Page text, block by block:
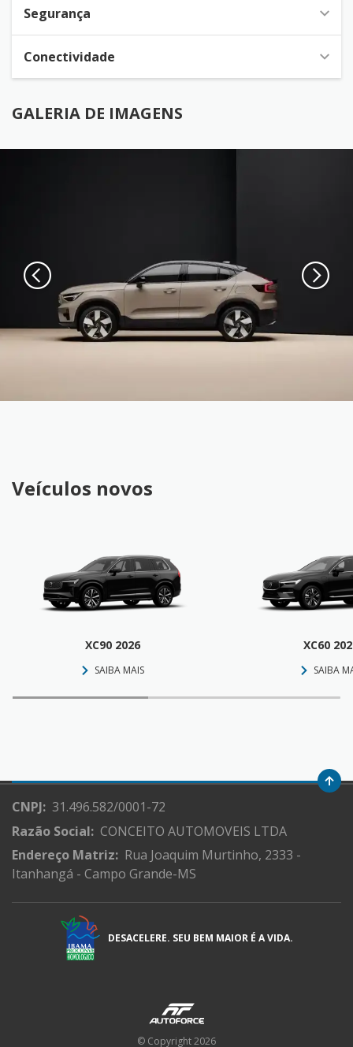
Segurança
Conectividade
GALERIA DE IMAGENS
Veículos novos
XC90 2026
SAIBA MAIS
XC60
SAIBA
CNPJ: 31.496.582/0001-72
Razão Social: CONCEITO AUTOMOVEIS LTDA
Endereço Matriz: Rua Joaquim Murtinho, 2333 -
Itanhangá - Campo Grande-MS
DESACELERE. SEU BEM MAIOR É A VIDA.
© Copyright 2026